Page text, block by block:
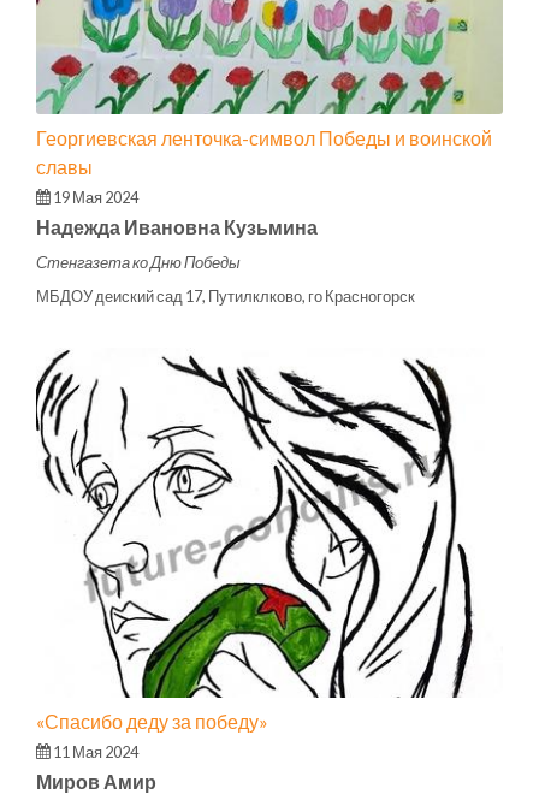
Георгиевская ленточка-символ Победы и воинской
славы
19 Мая 2024
Надежда Ивановна Кузьмина
Стенгазета ко Дню Победы
МБДОУ деиский сад 17, Путилклково, го Красногорск
«Спасибо деду за победу»
11 Мая 2024
Миров Амир